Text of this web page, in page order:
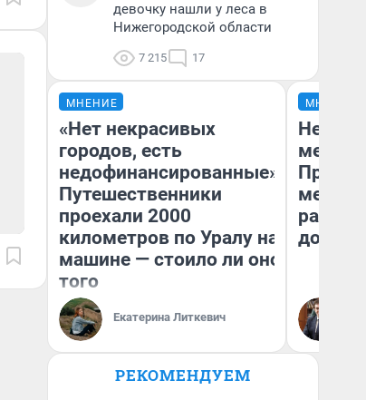
девочку нашли у леса в
Нижегородской области
7 215 17
МНЕНИЕ
«Нет некрасивых
городов, есть
недофинансированные».
Путешественники
проехали 2000
километров по Уралу на
машине — стоило ли оно
того
Екатерина Литкевич
МНЕНИЕ
Не
РЕКОМЕНДУЕМ